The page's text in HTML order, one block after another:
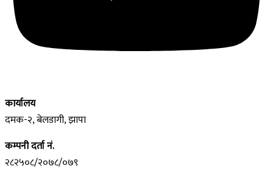
कार्यालय
दमक-२, बेलडागी, झापा
कम्पनी दर्ता नं.
२८२५०८/२०७८/०७९